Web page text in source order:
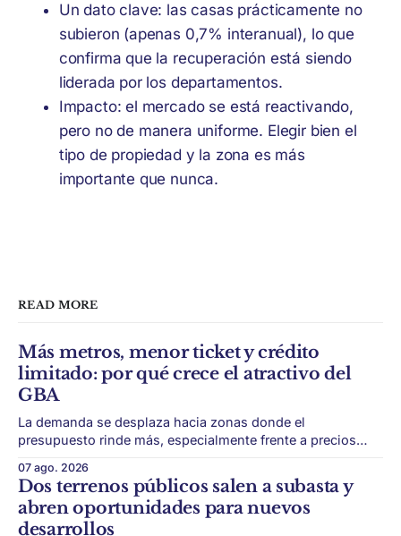
Un dato clave: las casas prácticamente no
subieron (apenas 0,7% interanual), lo que
confirma que la recuperación está siendo
liderada por los departamentos.
Impacto: el mercado se está reactivando,
pero no de manera uniforme. Elegir bien el
tipo de propiedad y la zona es más
importante que nunca.
READ MORE
Más metros, menor ticket y crédito
limitado: por qué crece el atractivo del
GBA
La demanda se desplaza hacia zonas donde el
presupuesto rinde más, especialmente frente a precios
Conurbano vuelve a ganar protagonismo en el mapa
inmobiliario. La lógica es simple: con el crédito hipotecario
más limitado y los precios de CABA todavía
07 ago. 2026
Dos terrenos públicos salen a subasta y
abren oportunidades para nuevos
desarrollos